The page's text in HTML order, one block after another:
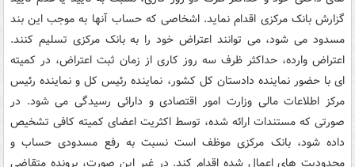
گزارش بانک مرکزی اقدام نماید. اشخاصی که حساب آنها به موجب این بند
مسدود می شود، می توانند اعتراض خود را به بانک مرکزی تسلیم کنند.
اعتراض وارده، حداکثر ظرف سه روز کاری از زمان ثبت اعتراض، در کمیته
ای با حضور نماینده دادستان کل کشور، نماینده رئیس کل و نماینده رئیس
مرکز اطلاعات مالی وزارت امور اقتصادی و دارائی رسیدگی می شود. در
صورتی که مستندات ارائه شده، توسط اکثریت اعضای کمیته کافی تشخیص
داده شود، بانک مرکزی موظف است نسبت به رفع مسدودی حساب و
محدودیت های اعمال شده اقدام کند. در غیر این صورت، پرونده متقاضی